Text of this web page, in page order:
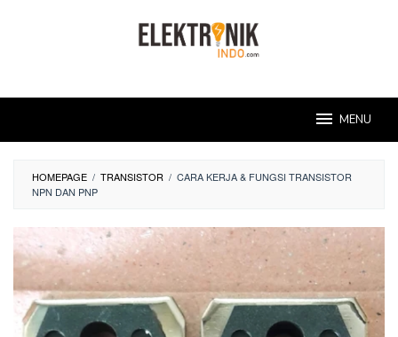
MENU
HOMEPAGE / TRANSISTOR / CARA KERJA & FUNGSI TRANSISTOR
NPN DAN PNP